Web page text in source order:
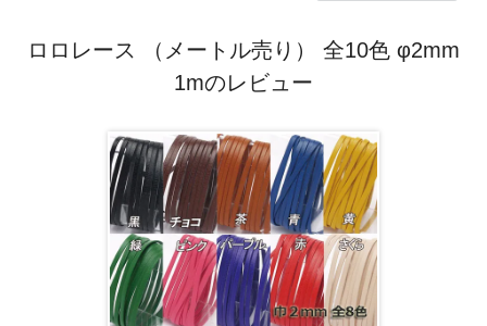
ロロレース （メートル売り） 全10色 φ2mm
1mのレビュー